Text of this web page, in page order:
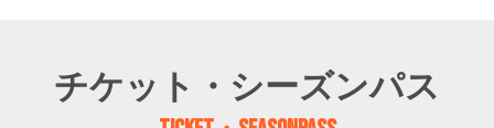
チケット・シーズンパス